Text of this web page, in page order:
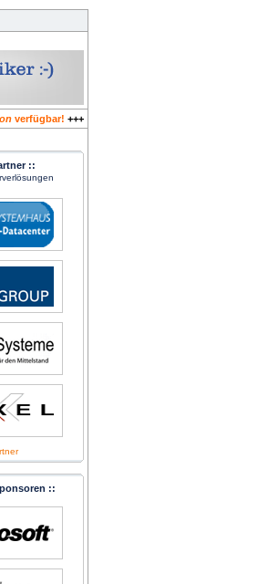
verfügbar! +++
::
::